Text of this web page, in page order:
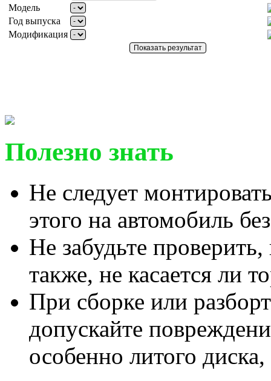
Модель
Год выпуска
Модификация
Полезно знать
Не следует
этого на автомобиль
Не забудьте
также, не касается ли
При сборке или
допускайте
особенно литого